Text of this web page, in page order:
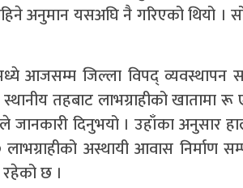
अनुमान यसअघि नै गरिएको
आजसम्म जिल्ला विपद् व्यवस्थापन
तहबाट लाभग्राहीको खातामा
दिनुभयो । उहाँका अनुसार
अस्थायी आवास निर्माण
छ ।